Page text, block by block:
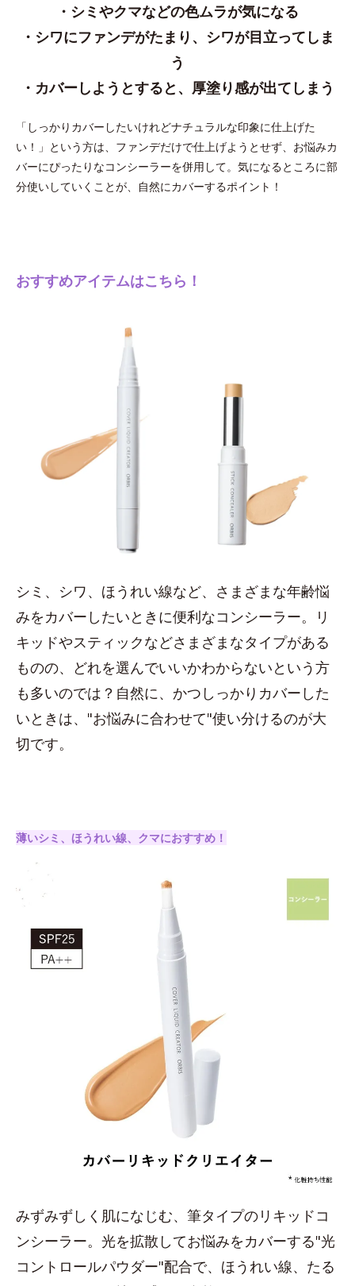
・シミやクマなどの色ムラが気になる
・シワにファンデがたまり、シワが目立ってしま
う
・カバーしようとすると、厚塗り感が出てしまう
「しっかりカバーしたいけれどナチュラルな印象に仕上げた
い！」という方は、ファンデだけで仕上げようとせず、お悩みカ
バーにぴったりなコンシーラーを併用して。気になるところに部
分使いしていくことが、自然にカバーするポイント！
おすすめアイテムはこちら！
シミ、シワ、ほうれい線など、さまざまな年齢悩
みをカバーしたいときに便利なコンシーラー。リ
キッドやスティックなどさまざまなタイプがある
ものの、どれを選んでいいかわからないという方
も多いのでは？自然に、かつしっかりカバーした
いときは、"お悩みに合わせて"使い分けるのが大
切です。
薄いシミ、ほうれい線、クマにおすすめ！
みずみずしく肌になじむ、筆タイプのリキッドコ
ンシーラー。光を拡散してお悩みをカバーする"光
コントロールパウダー"配合で、ほうれい線、たる